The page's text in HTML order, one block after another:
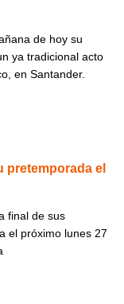
de hoy su
ya tradicional acto
en Santander.
pretemporada el
final de sus
el próximo lunes 27